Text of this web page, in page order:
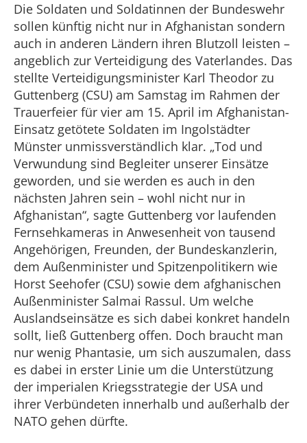
Die Soldaten und Soldatinnen der Bundeswehr
sollen künftig nicht nur in Afghanistan sondern
auch in anderen Ländern ihren Blutzoll leisten –
angeblich zur Verteidigung des Vaterlandes. Das
stellte Verteidigungsminister Karl Theodor zu
Guttenberg (CSU) am Samstag im Rahmen der
Trauerfeier für vier am 15. April im Afghanistan-
Einsatz getötete Soldaten im Ingolstädter
Münster unmissverständlich klar. „Tod und
Verwundung sind Begleiter unserer Einsätze
geworden, und sie werden es auch in den
nächsten Jahren sein – wohl nicht nur in
Afghanistan“, sagte Guttenberg vor laufenden
Fernsehkameras in Anwesenheit von tausend
Angehörigen, Freunden, der Bundeskanzlerin,
dem Außenminister und Spitzenpolitikern wie
Horst Seehofer (CSU) sowie dem afghanischen
Außenminister Salmai Rassul. Um welche
Auslandseinsätze es sich dabei konkret handeln
sollt, ließ Guttenberg offen. Doch braucht man
nur wenig Phantasie, um sich auszumalen, dass
es dabei in erster Linie um die Unterstützung
der imperialen Kriegsstrategie der USA und
ihrer Verbündeten innerhalb und außerhalb der
NATO gehen dürfte.